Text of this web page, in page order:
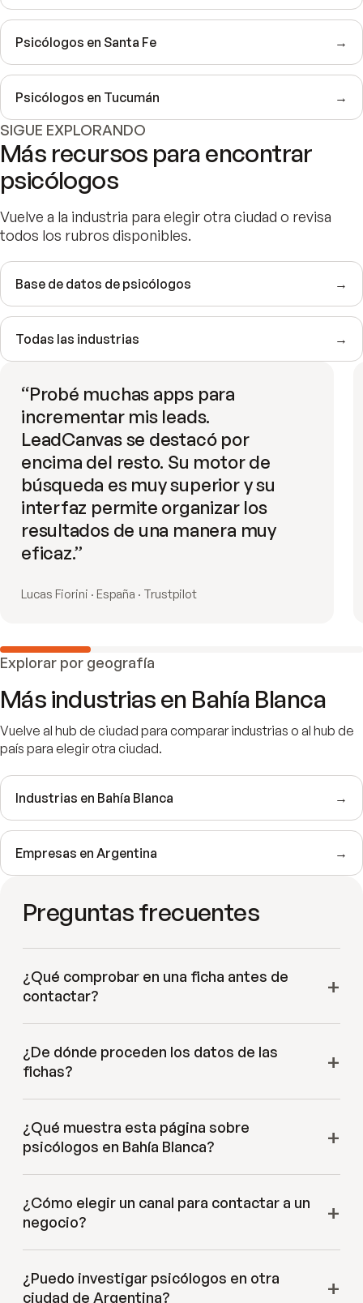
Psicólogos en Santa Fe →
Psicólogos en Tucumán →
SIGUE EXPLORANDO
Más recursos para encontrar
psicólogos
Vuelve a la industria para elegir otra ciudad o revisa
todos los rubros disponibles.
Base de datos de psicólogos →
Todas las industrias →
“Probé muchas apps para
incrementar mis leads.
LeadCanvas se destacó por
encima del resto. Su motor de
búsqueda es muy superior y su
interfaz permite organizar los
resultados de una manera muy
eficaz.”
Lucas Fiorini · España · Trustpilot
Explorar por geografía
Más industrias en Bahía Blanca
Vuelve al hub de ciudad para comparar industrias o al hub de
país para elegir otra ciudad.
Industrias en Bahía Blanca →
Empresas en Argentina →
Preguntas frecuentes
¿Qué comprobar en una ficha antes de
contactar?
¿De dónde proceden los datos de las
fichas?
¿Qué muestra esta página sobre
psicólogos en Bahía Blanca?
¿Cómo elegir un canal para contactar a un
negocio?
¿Puedo investigar psicólogos en otra
ciudad de Argentina?